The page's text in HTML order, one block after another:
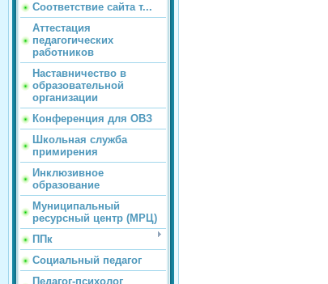
Соответствие сайта т...
Аттестация
педагогических
работников
Наставничество в
образовательной
организации
Конференция для ОВЗ
Школьная служба
примирения
Инклюзивное
образование
Муниципальный
ресурсный центр (МРЦ)
ППк
Социальный педагог
Педагог-психолог